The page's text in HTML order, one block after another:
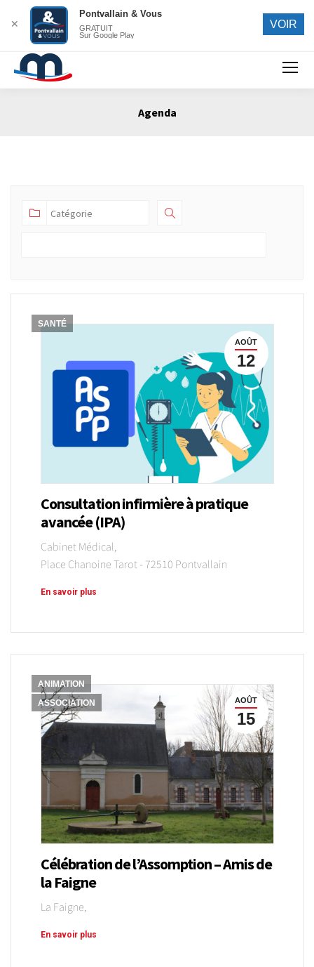
Agenda
AOÛT
12
SANTÉ
Consultation infirmière à pratique
avancée (IPA)
Cabinet Médical,
Place Chanoine Tarot - 72510 Pontvallain
En savoir plus
AOÛT
15
ANIMATION
ASSOCIATION
Célébration de l’Assomption – Amis de
la Faigne
La Faigne,
En savoir plus
✕
Pontvallain & Vous
GRATUIT
Sur Google Play
VOIR